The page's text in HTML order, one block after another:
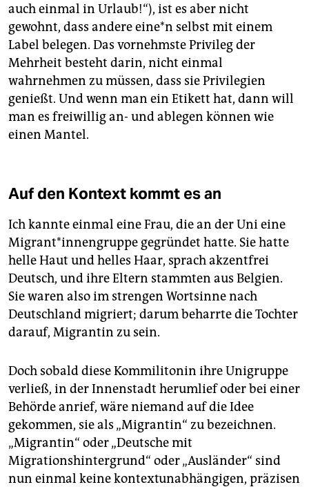
auch einmal in Urlaub!“), ist es aber nicht
gewohnt, dass andere eine*n selbst mit einem
Label belegen. Das vornehmste Privileg der
Mehrheit besteht darin, nicht einmal
wahrnehmen zu müssen, dass sie Privilegien
genießt. Und wenn man ein Etikett hat, dann will
man es freiwillig an- und ablegen können wie
einen Mantel.
Auf den Kontext kommt es an
Ich kannte einmal eine Frau, die an der Uni eine
Migrant*innengruppe gegründet hatte. Sie hatte
helle Haut und helles Haar, sprach akzentfrei
Deutsch, und ihre Eltern stammten aus Belgien.
Sie waren also im strengen Wortsinne nach
Deutschland migriert; darum beharrte die Tochter
darauf, Migrantin zu sein.
Doch sobald diese Kommilitonin ihre Unigruppe
verließ, in der Innenstadt herumlief oder bei einer
Behörde anrief, wäre niemand auf die Idee
gekommen, sie als „Migrantin“ zu bezeichnen.
„Migrantin“ oder „Deutsche mit
Migrationshintergrund“ oder „Ausländer“ sind
nun einmal keine kontextunabhängigen, präzisen